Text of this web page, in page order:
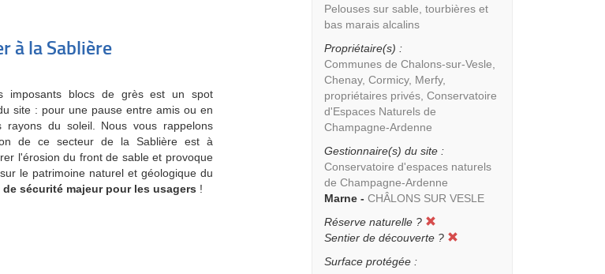
à la Sablière
imposants blocs de grès est un spot
site : pour une pause entre amis ou en
du soleil. Nous vous rappelons
de ce secteur de la Sablière est à
l'érosion du front de sable et provoque
le patrimoine naturel et géologique du
de sécurité majeur pour les usagers !
Pelouses sur sable, tourbières et
bas marais alcalins
Propriétaire(s) :
Communes de Chalons-sur-Vesle,
Chenay, Cormicy, Merfy,
propriétaires privés, Conservatoire
d'Espaces Naturels de
Champagne-Ardenne
Gestionnaire(s) du site :
Conservatoire d'espaces naturels
de Champagne-Ardenne
Marne - CHÂLONS SUR VESLE
Réserve naturelle ?
Sentier de découverte ?
Surface protégée :